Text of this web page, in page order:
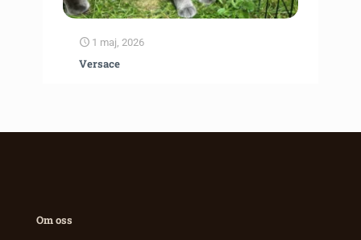
1 maj, 2026
Versace
Om oss